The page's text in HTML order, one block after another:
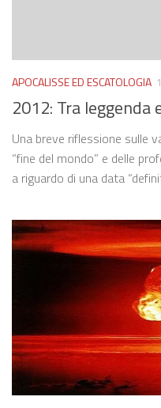
APOCALISSE ED ESCATOLOGIA
2012: Tra leggenda
Una breve riflessione sulle
“fine del mondo” e delle
a riguardo di una data